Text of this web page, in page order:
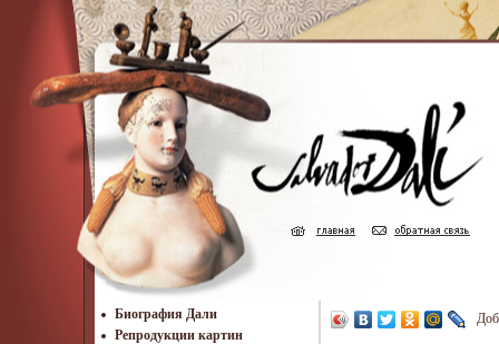
Биография Дали
Репродукции картин